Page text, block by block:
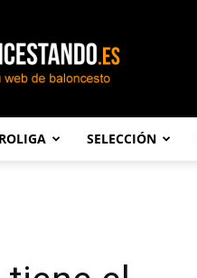
SELECCIÓN